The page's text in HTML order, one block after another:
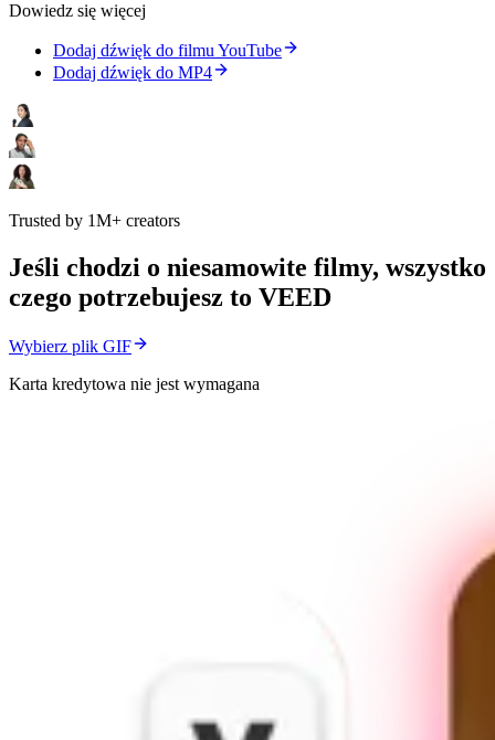
Dowiedz się więcej
Dodaj dźwięk do filmu YouTube
Dodaj dźwięk do MP4
Trusted by 1M+ creators
Jeśli chodzi o niesamowite filmy, wszystko
czego potrzebujesz to VEED
Wybierz plik GIF
Karta kredytowa nie jest wymagana